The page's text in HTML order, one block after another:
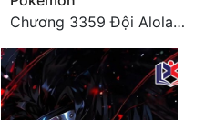
Chương 3359 Đội Alola tốt nghiệp!